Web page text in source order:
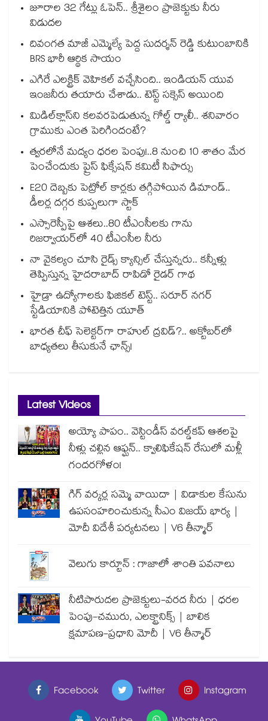
జూరాల 32 గేట్లు ఓపెన్.. శ్రీశైలం ప్రాజెక్టుకు నీరు
విడుదల
దివంగత మాజీ ఎమ్మెల్యే పెద్ద సుదర్శన్ రెడ్డి కుటుంబానికి
BRS భారీ ఆర్థిక సాయం
ఎగిరే ఎలక్ట్రిక్ వెహికల్ వచ్చేసింది.. ఇండియన్ యువ
ఇంజనీరు తయారు చేశాడు.. టెస్ట్ సక్సెస్ అయింది
మిడిల్‌క్లాస్‌ని కలవరపెడుతున్న గోల్డ్ ర్యాలీ.. శనివారం
గ్రాముకు ఎంత పెరిగిందంటే?
త్వరలోనే మద్యం ధ‌‌ర‌‌ల పెంపు!..8 నుంచి 10 శాతం మేర
పెంచేందుకు ప్రైస్ ఫిక్సేష‌‌న్ క‌‌మిటీ సిఫార్సు
E20 దెబ్బకు పెట్రోల్ కార్లకు తగ్గిపోయిన డిమాండ్..
డీలర్ల దగ్గర కుప్పలుగా స్టాక్
ఎస్సారెస్పీపై ఆశలు..80 టీఎంసీలకు గాను
రిజర్వాయర్‌‌‌‌‌‌‌‌‌‌‌‌‌‌‌‌లో 40 టీఎంసీల నీరు
నా వైకల్యం చూసి రైడ్స్ క్యాన్సిల్ చేస్తున్నరు.. కన్నీళ్లు
తెప్పిస్తున్న హైదరాబాద్ రాపిడో రైడర్ గాథ
హైడ్రా ఉద్యోగాలకు ఫిజికల్ టెస్ట్.. సరూర్ నగర్
స్టేడియానికి పోటెత్తిన యూత్
భారత చీఫ్ సెలెక్టర్⁬గా రాహుల్ ద్రవిడ్?.. అక్టోబర్‌లో
బాధ్యతలు తీసుకునే ఛాన్స్!
Latest Videos
అయ్యో పాపం.. వెస్టిండీస్ వరల్డ్‌కప్ ఆశలపై
నీళ్లు చల్లిన ఆఫ్ఘన్.. క్వాలిఫికేషన్ రేసులో మళ్లీ
గందరగోళం!
గిగ్ వర్కర్ల సమ్మె వాయిదా | విడాకుల కేసును
ఉపసంహరించుకున్న సీఎం విజయ్ భార్య |
మోదీ విదేశీ పర్యటనలు | V6 తీన్మార్
వెలుగు కార్టూన్ : గాజాలో శాంతి పవనాలు
నీటిపారుదల ప్రాజెక్టులు-వరద నీరు | ధరల
పెంపు-చమురు, ఎలక్ట్రానిక్స్ | బాలిక
క్షమాపణ-ప్రధాని మోదీ | V6 తీన్మార్
Facebook Twitter
Instagram